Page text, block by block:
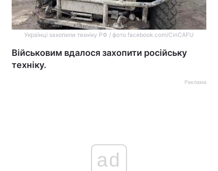
Українці захопили техніку РФ / фото facebook.com/CinCAFU
Військовим вдалося захопити російську
техніку.
Реклама
ad